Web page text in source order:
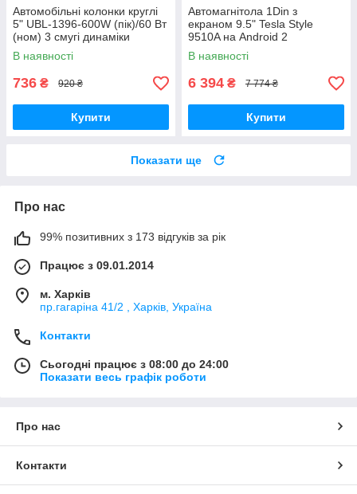
Автомобільні колонки круглі
5" UBL-1396-600W (пік)/60 Вт
(ном) 3 смугі динаміки
коаксіальні
В наявності
736 ₴ 920 ₴
Купити
Автомагнітола 1Din з
екраном 9.5" Tesla Style
9510A на Android 2
Ram+16gb Storage
В наявності
6 394 ₴ 7 774 ₴
Купити
Показати ще
Про нас
99% позитивних з 173 відгуків за рік
Працює з 09.01.2014
м. Харків
пр.гагаріна 41/2 , Харків, Україна
Контакти
Сьогодні працює з 08:00 до 24:00
Показати весь графік роботи
Про нас
Контакти